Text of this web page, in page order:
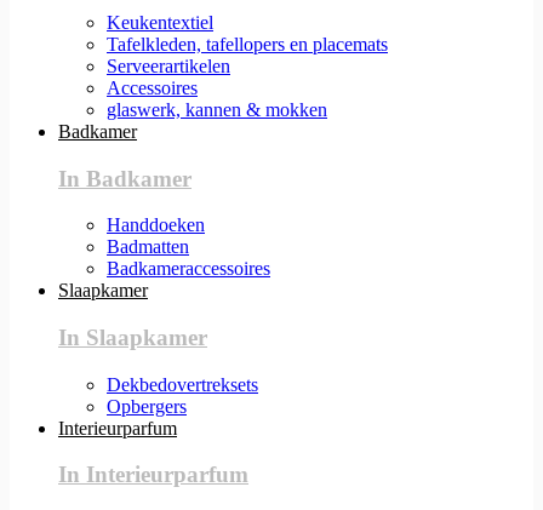
Keukentextiel
Tafelkleden, tafellopers en placemats
Serveerartikelen
Accessoires
glaswerk, kannen & mokken
Badkamer
In Badkamer
Handdoeken
Badmatten
Badkameraccessoires
Slaapkamer
In Slaapkamer
Dekbedovertreksets
Opbergers
Interieurparfum
In Interieurparfum